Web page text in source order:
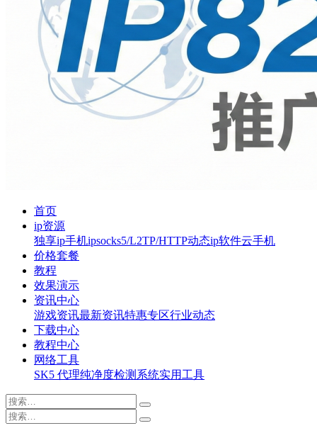
首页
ip资源
独享ip手机ipsocks5/L2TP/HTTP动态ip软件云手机
价格套餐
教程
效果演示
资讯中心
游戏资讯最新资讯特惠专区行业动态
下载中心
教程中心
网络工具
SK5 代理纯净度检测系统实用工具